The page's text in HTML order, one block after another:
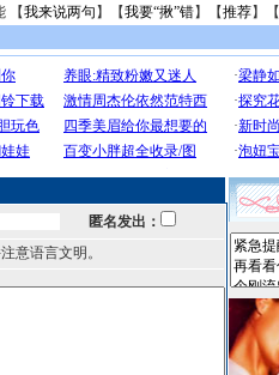
【我来说两句 】【我要“揪”错】【推荐】
匿名发出：
意语言文明。